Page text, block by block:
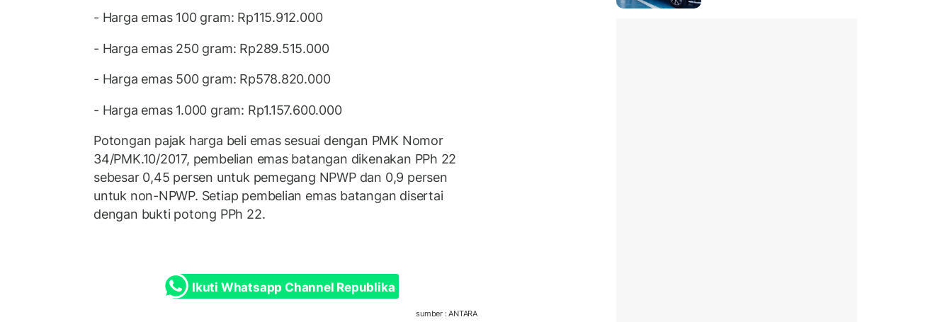
- Harga emas 100 gram: Rp115.912.000
- Harga emas 250 gram: Rp289.515.000
- Harga emas 500 gram: Rp578.820.000
- Harga emas 1.000 gram: Rp1.157.600.000
Potongan pajak harga beli emas sesuai dengan PMK Nomor
34/PMK.10/2017, pembelian emas batangan dikenakan PPh 22
sebesar 0,45 persen untuk pemegang NPWP dan 0,9 persen
untuk non-NPWP. Setiap pembelian emas batangan disertai
dengan bukti potong PPh 22.
Ikuti Whatsapp Channel Republika
sumber : ANTARA